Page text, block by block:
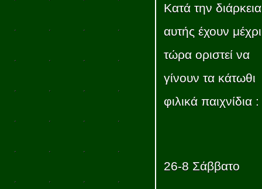
Κατά την διάρκεια
αυτής έχουν μέχρι
τώρα οριστεί να
γίνουν τα κάτωθι
φιλικά παιχνίδια :
26-8 Σάββατο